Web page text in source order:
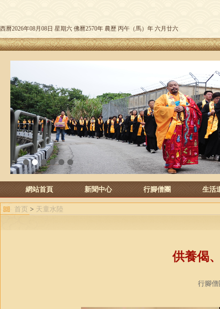
西曆2026年08月08日 星期六 佛曆2570年 農歷 丙午（馬）年 六月廿六
2 3 4 5 6
網站首頁 新聞中心 行腳僧團 生活
首页 > 天童水陸
供養偈
行腳僧